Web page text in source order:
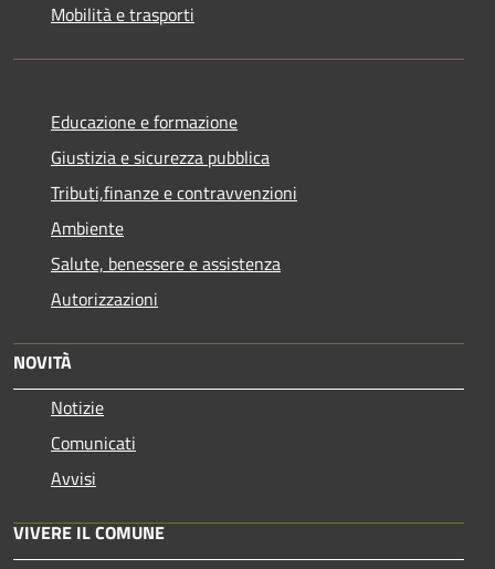
Mobilità e trasporti
Educazione e formazione
Giustizia e sicurezza pubblica
Tributi,finanze e contravvenzioni
Ambiente
Salute, benessere e assistenza
Autorizzazioni
NOVITÀ
Notizie
Comunicati
Avvisi
VIVERE IL COMUNE